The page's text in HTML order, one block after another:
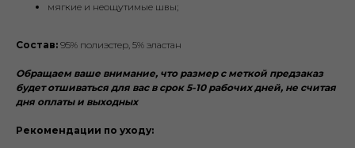
мягкие и неощутимые швы;
Состав: 95% полиэстер, 5% эластан
Обращаем ваше внимание, что размер с меткой предзаказ
будет отшиваться для вас в срок 5-10 рабочих дней, не считая
дня оплаты и выходных
Рекомендации по уходу: